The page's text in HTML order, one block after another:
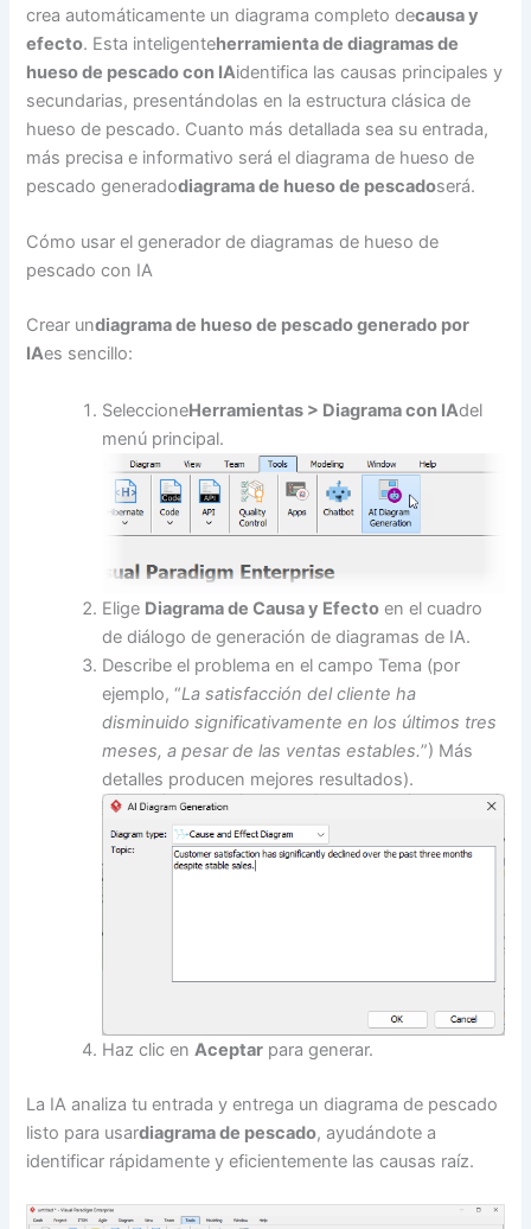
crea automáticamente un diagrama completo decausa y
efecto. Esta inteligenteherramienta de diagramas de
hueso de pescado con IAidentifica las causas principales y
secundarias, presentándolas en la estructura clásica de
hueso de pescado. Cuanto más detallada sea su entrada,
más precisa e informativo será el diagrama de hueso de
pescado generadodiagrama de hueso de pescadoserá.
Cómo usar el generador de diagramas de hueso de
pescado con IA
Crear undiagrama de hueso de pescado generado por
IAes sencillo:
SeleccioneHerramientas > Diagrama con IAdel
menú principal.
Elige Diagrama de Causa y Efecto en el cuadro
de diálogo de generación de diagramas de IA.
Describe el problema en el campo Tema (por
ejemplo, “La satisfacción del cliente ha
disminuido significativamente en los últimos tres
meses, a pesar de las ventas estables.”) Más
detalles producen mejores resultados).
Haz clic enAceptar para generar.
La IA analiza tu entrada y entrega un diagrama de pescado
listo para usardiagrama de pescado, ayudándote a
identificar rápidamente y eficientemente las causas raíz.